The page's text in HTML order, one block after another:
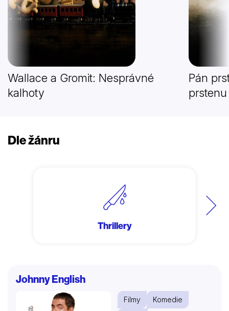
Wallace a Gromit: Nesprávné
kalhoty
Pán
prstenu
Dle žánru
Další
Thrillery
Johnny English
Filmy
Komedie